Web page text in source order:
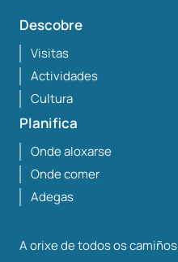
Descobre
Visitas
Actividades
Cultura
Planifica
Onde aloxarse
Onde comer
Adegas
A orixe de todos os camiños